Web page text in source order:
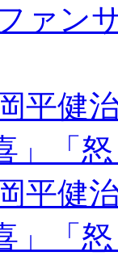
ァン
平健
」「
平健
」「